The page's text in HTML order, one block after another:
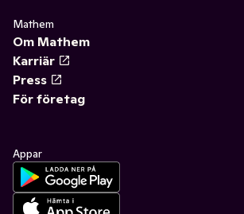
Mathem
Om Mathem
Karriär
Press
För företag
Appar